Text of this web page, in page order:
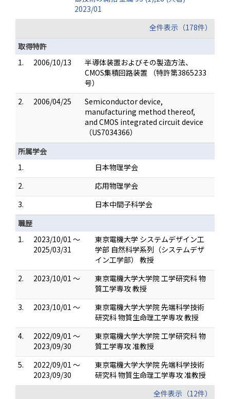
2023/01
全件表示（178件）
取得特許
1.
2006/10/13
半導体装置およびその製造方法、
CMOS集積回路装置 （特許第3865233
号）
2.
2006/04/25
Semiconductor device,
manufacturing method thereof,
and CMOS integrated circuit device
（US7034366）
所属学会
1.
日本物理学会
2.
応用物理学会
3.
日本中間子科学会
職歴
1.
2023/10/01 ～
2025/03/31
東京電機大学 システムデザイン工
学部 自然科学系列（システムデザ
イン工学部） 教授
2.
2023/10/01 ～
東京電機大学大学院 工学研究科 物
質工学専攻 教授
3.
2023/10/01 ～
東京電機大学大学院 先端科学技術
研究科 物質生命理工学専攻 教授
4.
2022/09/01 ～
2023/09/30
東京電機大学大学院 工学研究科 物
質工学専攻 准教授
5.
2022/09/01 ～
2023/09/30
東京電機大学大学院 先端科学技術
研究科 物質生命理工学専攻 准教授
全件表示（12件）